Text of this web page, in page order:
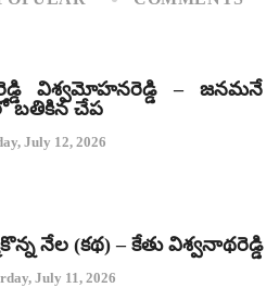
విశ్వమోహనరెడ్డి – జనమనే
బతికిన చేప
July 12, 2026
నేల (కథ) – కేతు విశ్వనాథరెడ్డి
July 11, 2026